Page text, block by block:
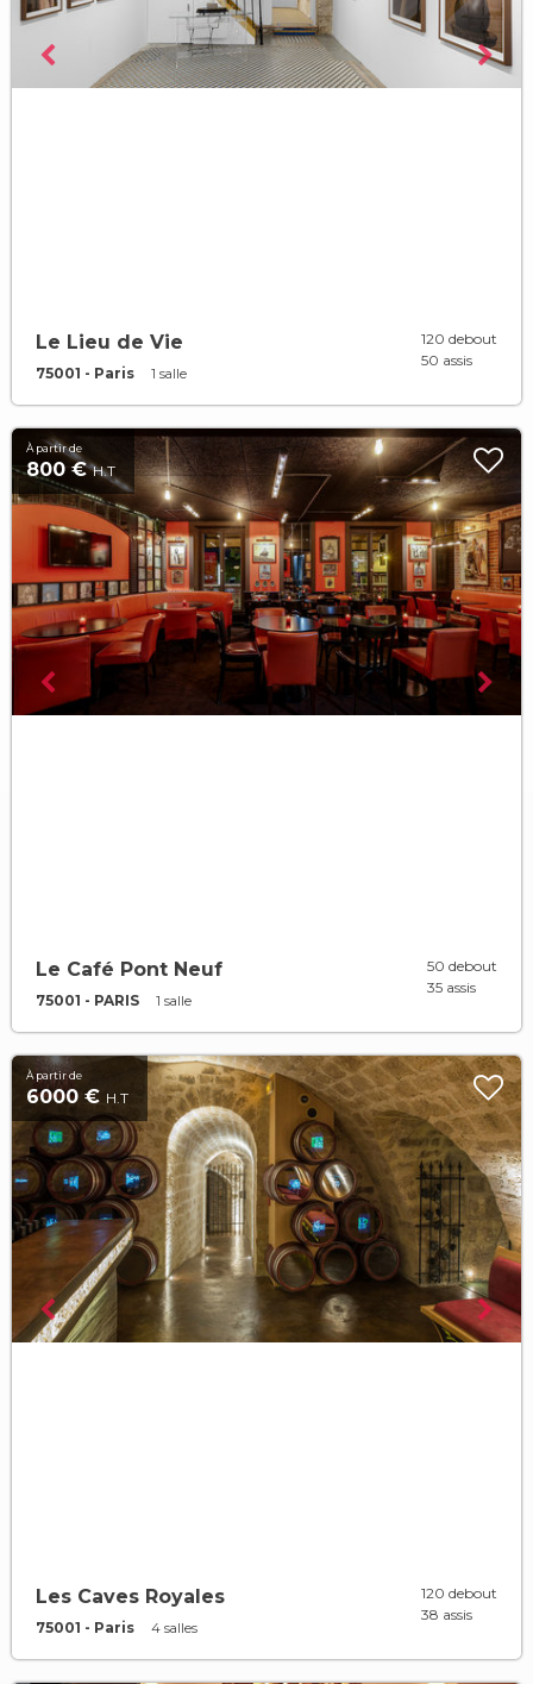
Le Lieu de Vie
75001 - Paris 1 salle
120 debout
50 assis
À partir de
800 €H.T
Le Café Pont Neuf
75001 - PARIS 1 salle
50 debout
35 assis
À partir de
6000 € H.T
Les Caves Royales
75001 - Paris 4 salles
120 debout
38 assis